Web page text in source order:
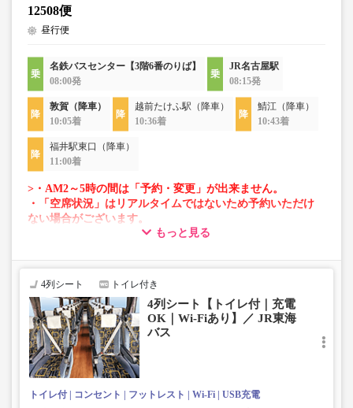
12508便
昼行便
名鉄バスセンター【3階6番のりば】
08:00発
JR名古屋駅
08:15発
敦賀（降車）
10:05着
越前たけふ駅（降車）
10:36着
鯖江（降車）
10:43着
福井駅東口（降車）
11:00着
>・AM2～5時の間は「予約・変更」が出来ません。
・「空席状況」はリアルタイムではないため予約いただけ
ない場合がございます。
・車両は予告なく変更となる場合がございます。これに伴
で、あらかじめご了承ください。
もっと見る
4列シート トイレ付き
4列シート【トイレ付｜充電
OK｜Wi-Fiあり】／ JR東海
バス
トイレ付 コンセント フットレスト Wi-Fi USB充電